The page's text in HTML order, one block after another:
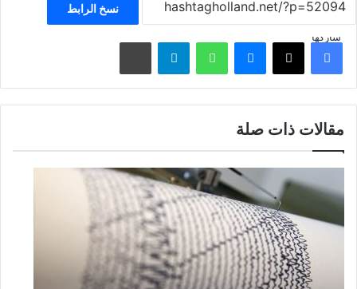
نسخ الرابط
شاركهافيسبوك ‫X ماسنجر واتساب تيلقرام مشاركة عبر البريد
مقالات ذات صلة